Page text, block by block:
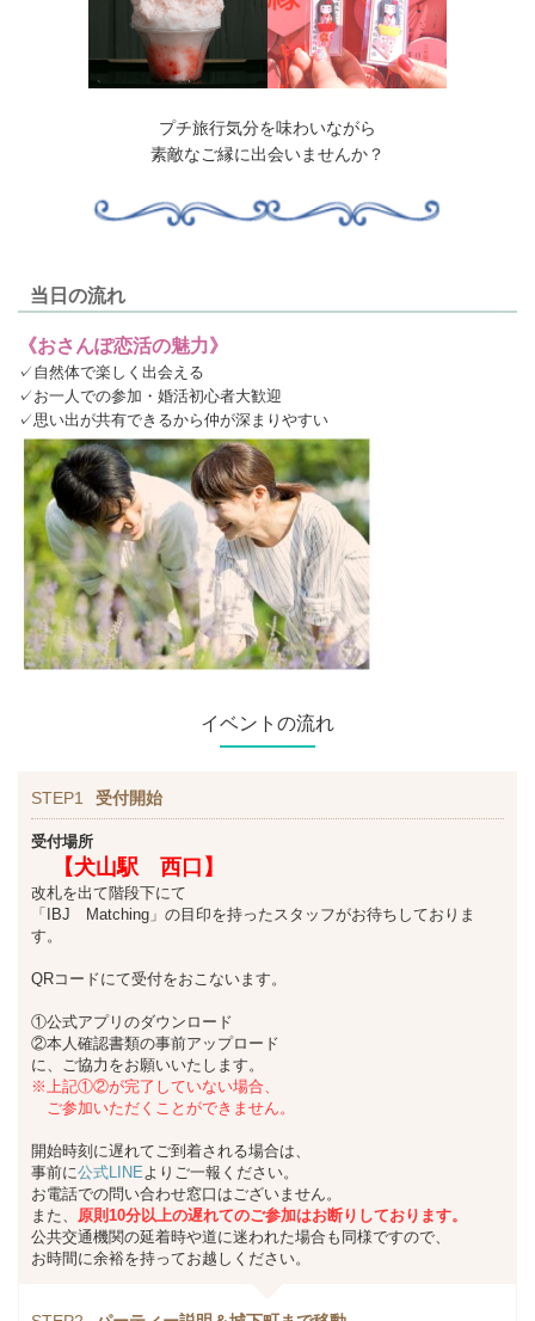
プチ旅行気分を味わいながら
素敵なご縁に出会いませんか？
当日の流れ
《おさんぽ恋活の魅力》
✓自然体で楽しく出会える
✓お一人での参加・婚活初心者大歓迎
✓思い出が共有できるから仲が深まりやすい
イベントの流れ
STEP1 受付開始
受付場所
【犬山駅 西口】
改札を出て階段下にて
「IBJ Matching」の目印を持ったスタッフがお待ちしておりま
す。
QRコードにて受付をおこないます。
①公式アプリのダウンロード
②本人確認書類の事前アップロード
に、ご協力をお願いいたします。
※上記①②が完了していない場合、
ご参加いただくことができません。
開始時刻に遅れてご到着される場合は、
事前に公式LINE よりご一報ください。
お電話での問い合わせ窓口はございません。
また、 原則10分以上の遅れてのご参加はお断りしております。
公共交通機関の延着時や道に迷われた場合も同様ですので、
お時間に余裕を持ってお越しください。